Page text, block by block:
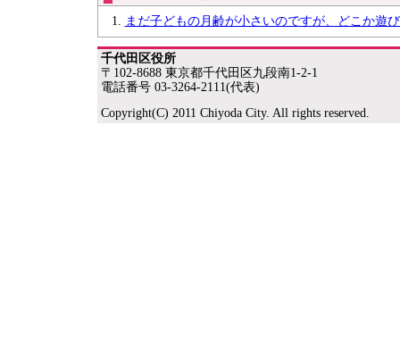
まだ子どもの月齢が小さいのですが、どこか遊
千代田区役所
〒102-8688 東京都千代田区九段南1-2-1
電話番号 03-3264-2111(代表)
Copyright(C) 2011 Chiyoda City. All rights reserved.